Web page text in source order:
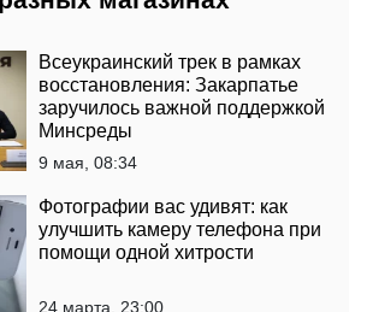
Всеукраинский трек в рамках
восстановления: Закарпатье
заручилось важной поддержкой
Минсреды
9 мая, 08:34
Фотографии вас удивят: как
улучшить камеру телефона при
помощи одной хитрости
24 марта, 23:00